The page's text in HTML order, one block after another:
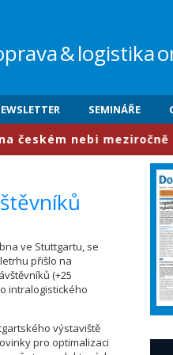
&logistika
SEMINÁŘE
nebi meziročně nárůst
ve Stuttgartu, se
přišlo na
(+25
intralogistického
výstaviště
pro optimalizaci